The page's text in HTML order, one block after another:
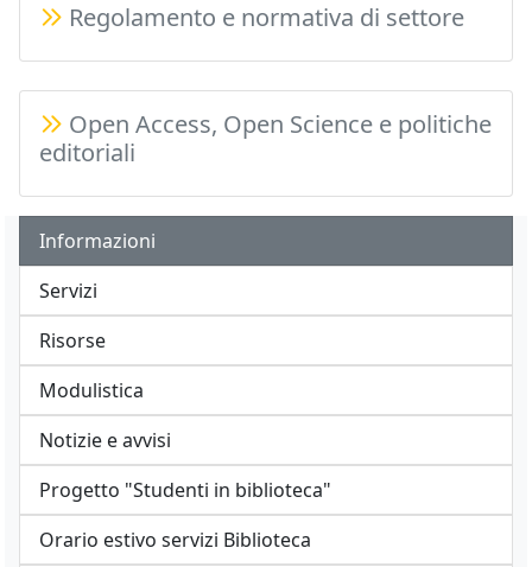
Regolamento e normativa di settore
Open Access, Open Science e politiche
editoriali
Informazioni
Servizi
Risorse
Modulistica
Notizie e avvisi
Progetto "Studenti in biblioteca"
Orario estivo servizi Biblioteca